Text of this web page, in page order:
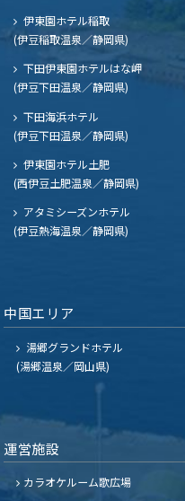
伊東園ホテル稲取
(伊豆稲取温泉／静岡県)
下田伊東園ホテルはな岬
(伊豆下田温泉／静岡県)
下田海浜ホテル
(伊豆下田温泉／静岡県)
伊東園ホテル土肥
(西伊豆土肥温泉／静岡県)
アタミシーズンホテル
(伊豆熱海温泉／静岡県)
中国エリア
湯郷グランドホテル
(湯郷温泉／岡山県)
運営施設
カラオケルーム歌広場